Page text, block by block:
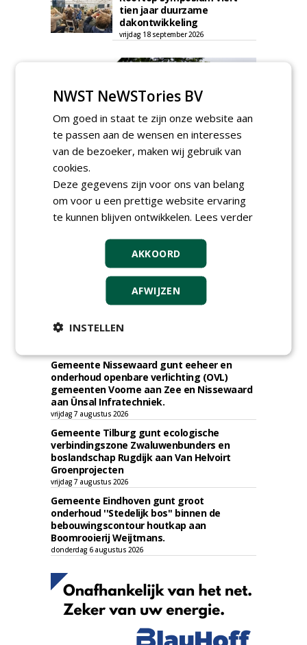
tien jaar duurzame
dakontwikkeling
vrijdag 18 september 2026
TENDERS
Gemeente Hoeksche Waard gunt
maaibestek watergangen 2026-2027 aan
Verhart Groen en Jaro.
vrijdag 7 augustus 2026
Gemeente Tilburg gunt raamovereenkomst
kap en herplant bomen aan J. van Esch.
Gemeente Nissewaard gunt eeheer en
onderhoud openbare verlichting (OVL)
gemeenten Voorne aan Zee en Nissewaard
aan Ünsal Infratechniek.
vrijdag 7 augustus 2026
Gemeente Tilburg gunt ecologische
verbindingszone Zwaluwenbunders en
boslandschap Rugdijk aan Van Helvoirt
Groenprojecten
vrijdag 7 augustus 2026
Gemeente Eindhoven gunt groot
onderhoud ''Stedelijk bos'' binnen de
bebouwingscontour houtkap aan
Boomrooierij Weijtmans.
donderdag 6 augustus 2026
NWST NeWSTories BV
Om goed in staat te zijn onze website aan
te passen aan de wensen en interesses
van de bezoeker, maken wij gebruik van
cookies.
Deze gegevens zijn voor ons van belang
om voor u een prettige website ervaring
te kunnen blijven ontwikkelen. Lees verder
AKKOORD
AFWIJZEN
INSTELLEN